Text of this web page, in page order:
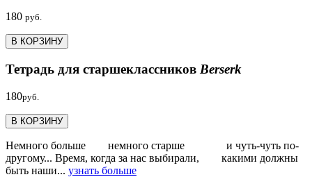
180 руб.
В КОРЗИНУ
Тетрадь для старшеклассников Berserk
180руб.
В КОРЗИНУ
Немного больше немного старше и чуть-чуть по-
другому... Время, когда за нас выбирали, какими должны
быть наши... узнать больше